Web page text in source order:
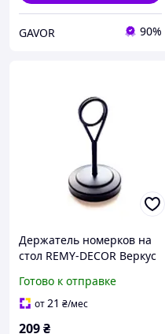
GAVOR 90%
Держатель номерков на
стол REMY-DECOR Веркус
Держатель меню на стол
Готово к отправке
от21 ₴/мес
209₴